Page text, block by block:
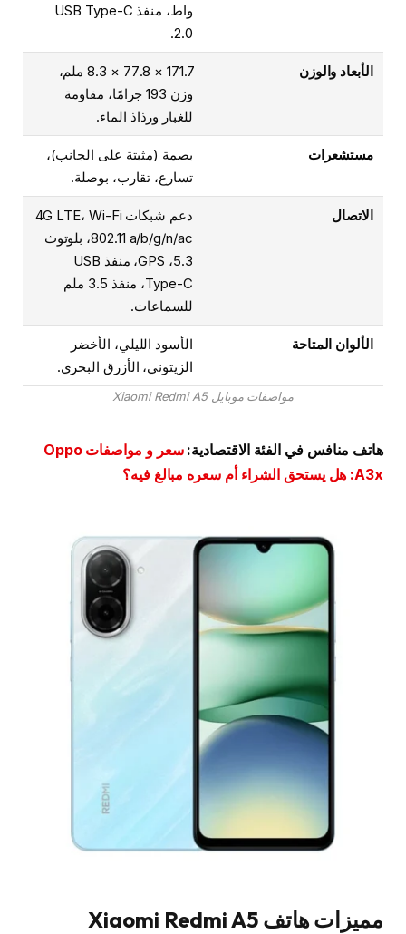
واط، منفذ USB Type-C
2.0.
الأبعاد والوزن
171.7 × 77.8 × 8.3 ملم،
وزن 193 جرامًا، مقاومة
للغبار ورذاذ الماء.
مستشعرات
بصمة (مثبتة على الجانب)،
تسارع، تقارب، بوصلة.
الاتصال
دعم شبكات 4G LTE، Wi-Fi
802.11 a/b/g/n/ac، بلوتوث
5.3، GPS، منفذ USB
Type-C، منفذ 3.5 ملم
للسماعات.
الألوان المتاحة
الأسود الليلي، الأخضر
الزيتوني، الأزرق البحري.
مواصفات موبايل Xiaomi Redmi A5
هاتف منافس في الفئة الاقتصادية:
سعر و مواصفات Oppo
A3x: هل يستحق الشراء أم سعره مبالغ فيه؟
مميزات هاتف Xiaomi Redmi A5